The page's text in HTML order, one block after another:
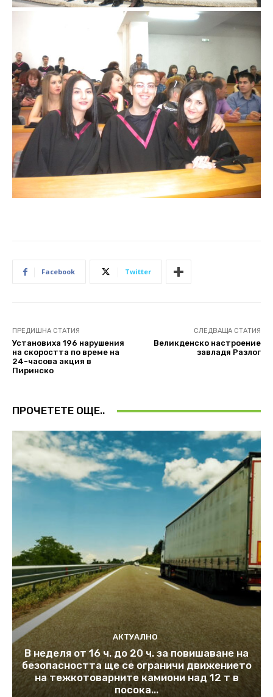
Facebook Twitter
ПРЕДИШНА СТАТИЯ
Установиха 196 нарушения
на скоростта по време на
24-часова акция в
Пиринско
СЛЕДВАЩА СТАТИЯ
Великденско настроение
завладя Разлог
ПРОЧЕТЕТЕ ОЩЕ..
АКТУАЛНО
В неделя от 16 ч. до 20 ч. за повишаване на
безопасността ще се ограничи движението
на тежкотоварните камиони над 12 т в
посока...